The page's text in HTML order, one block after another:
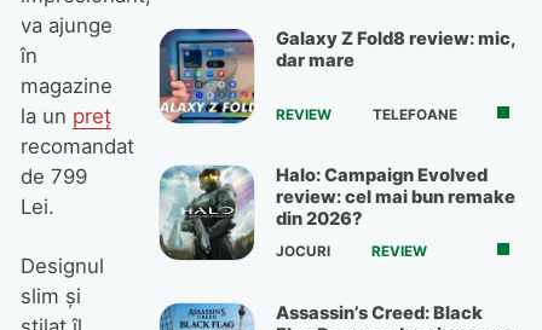
va ajunge
în
magazine
la un preț
recomandat
de 799
Lei.
Designul
slim și
Galaxy Z Fold8 review: mic,
dar mare
REVIEW TELEFOANE
Halo: Campaign Evolved
review: cel mai bun remake
din 2026?
JOCURI REVIEW
Assassin’s Creed: Black